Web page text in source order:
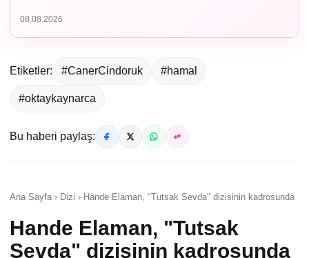
08.08.2026
Etiketler: #CanerCindoruk #hamal
#oktaykaynarca
Bu haberi paylaş:
Ana Sayfa › Dizi › Hande Elaman, "Tutsak Sevda" dizisinin kadrosunda
Hande Elaman, "Tutsak
Sevda" dizisinin kadrosunda